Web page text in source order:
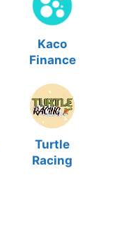
Kaco
Finance
Turtle
Racing